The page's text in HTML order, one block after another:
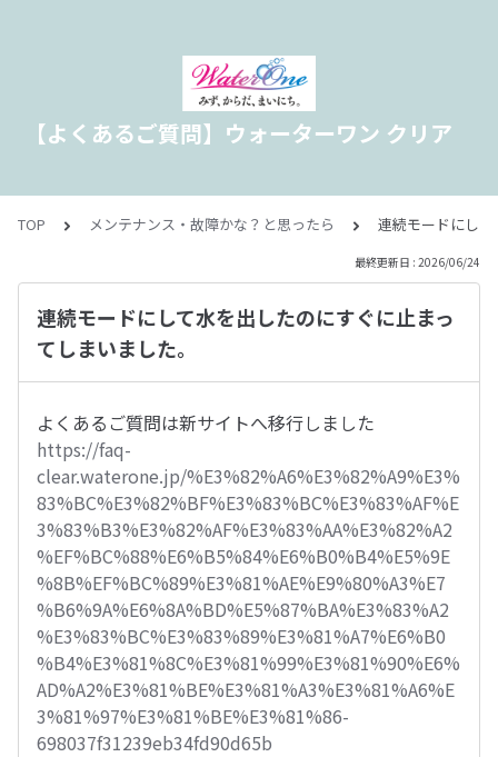
【よくあるご質問】ウォーターワン クリア
TOP メンテナンス・故障かな？と思ったら 連続モードにし
最終更新日 : 2026/06/24
連続モードにして水を出したのにすぐに止まっ
てしまいました。
よくあるご質問は新サイトへ移行しました
https://faq-
clear.waterone.jp/%E3%82%A6%E3%82%A9%E3%
83%BC%E3%82%BF%E3%83%BC%E3%83%AF%E
3%83%B3%E3%82%AF%E3%83%AA%E3%82%A2
%EF%BC%88%E6%B5%84%E6%B0%B4%E5%9E
%8B%EF%BC%89%E3%81%AE%E9%80%A3%E7
%B6%9A%E6%8A%BD%E5%87%BA%E3%83%A2
%E3%83%BC%E3%83%89%E3%81%A7%E6%B0
%B4%E3%81%8C%E3%81%99%E3%81%90%E6%
AD%A2%E3%81%BE%E3%81%A3%E3%81%A6%E
3%81%97%E3%81%BE%E3%81%86-
698037f31239eb34fd90d65b